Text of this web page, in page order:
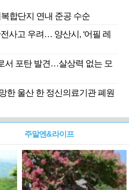
합단지 연내 준공 수순
사고 우려… 양산시, '어필 레
서 포탄 발견…살상력 없는 모
한 울산 한 정신의료기관 폐원
주말엔&라이프